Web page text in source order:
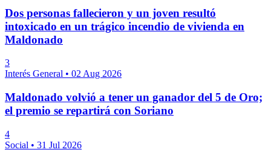
Dos personas fallecieron y un joven resultó
intoxicado en un trágico incendio de vivienda en
Maldonado
3
Interés General • 02 Aug 2026
Maldonado volvió a tener un ganador del 5 de Oro;
el premio se repartirá con Soriano
4
Social • 31 Jul 2026